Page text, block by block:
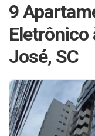
9
Eletrônico
José, SC